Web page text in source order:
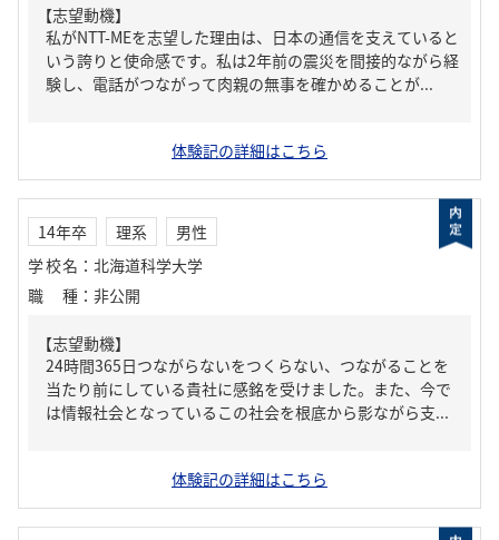
【志望動機】
私がNTT-MEを志望した理由は、日本の通信を支えていると
いう誇りと使命感です。私は2年前の震災を間接的ながら経
験し、電話がつながって肉親の無事を確かめることが...
体験記の詳細はこちら
14年卒 理系
男性
学校名 ： 北海道科学大学
職種 ： 非公開
【志望動機】
24時間365日つながらないをつくらない、つながることを
当たり前にしている貴社に感銘を受けました。また、今で
は情報社会となっているこの社会を根底から影ながら支...
体験記の詳細はこちら